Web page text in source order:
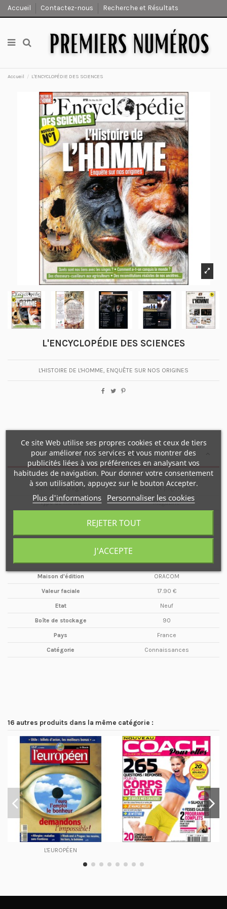
Accueil Contactez-nous Recherche et Résultats
Accueil L'ENCYCLOPÉDIE DES SCIENCES
L'ENCYCLOPÉDIE DES SCIENCES
L'HISTOIRE DE L'HOMME, ENQUÊTE SUR NOS ORIGINES
Détails du produit
Nombre de pages 164 pages
Type de média Magazine
Périodicité Trimestriel
Maison d'édition ORACOM
Valeur faciale 17.90 €
Etat Neuf
Boîte de stockage 90
Pays France
Catégorie Connaissances
16 autres produits dans la même catégorie :
L'EUROPÉEN
Ce site Web utilise ses propres cookies et ceux de tiers
pour améliorer nos services et vous montrer des
publicités liées à vos préférences en analysant vos
habitudes de navigation. Pour donner votre consentement
à son utilisation, appuyez sur le bouton Accepter.
Plus d'informations Personnaliser les cookies
REJETER TOUT
J'ACCEPTE